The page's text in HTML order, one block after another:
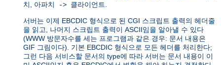
치
아파치 -> 클라이언트
서버는 이제 EBCDIC 형식으로 된 CGI 스크립트 출력의 헤더줄
을 읽고, 나머지 스크립트 출력이 ASCII임을 알아낼 수 있다
(WWW 방문자수를 세는 프로그램과 같은 경우: 문서 내용은
GIF 그림이다). 기본 EBCDIC 형식으로 모든 헤더를 처리한다;
그런 다음 서비스할 문서의 type에 따라 서버는 문서 내용이 이